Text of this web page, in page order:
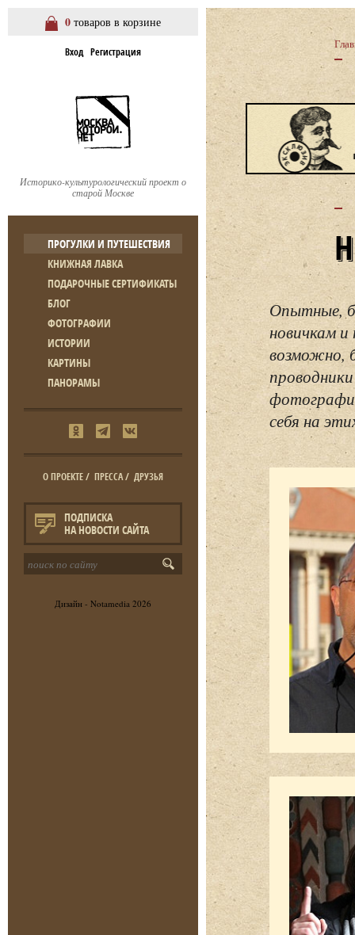
0 товаров в корзине
Вход Регистрация
Историко-культурологический проект о
старой Москве
ПРОГУЛКИ И ПУТЕШЕСТВИЯ
КНИЖНАЯ ЛАВКА
ПОДАРОЧНЫЕ СЕРТИФИКАТЫ
БЛОГ
ФОТОГРАФИИ
ИСТОРИИ
КАРТИНЫ
ПАНОРАМЫ
О ПРОЕКТЕ/ ПРЕССА/ ДРУЗЬЯ
ПОДПИСКА
НА НОВОСТИ САЙТА
Дизайн - Notamedia 2026
Опытные,
новичкам
возможно,
себя на